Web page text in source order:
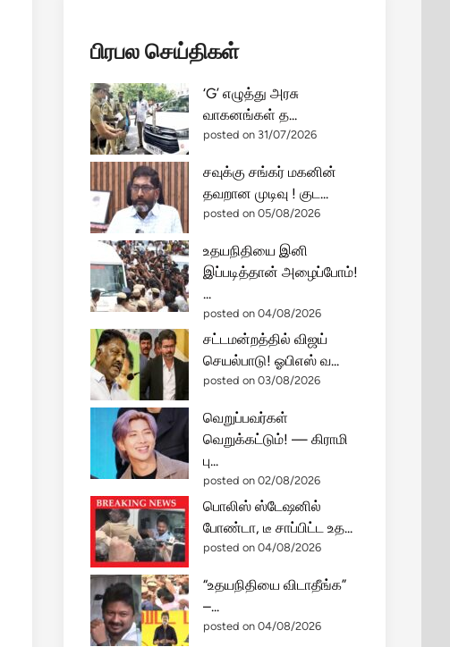
பிரபல செய்திகள்
‘G’ எழுத்து அரசு
வாகனங்கள் த...
posted on 31/07/2026
சவுக்கு சங்கர் மகனின்
தவறான முடிவு ! குட...
posted on 05/08/2026
உதயநிதியை இனி
இப்படித்தான் அழைப்போம்!
...
posted on 04/08/2026
சட்டமன்றத்தில் விஜய்
செயல்பாடு! ஓபிஎஸ் வ...
posted on 03/08/2026
வெறுப்பவர்கள்
வெறுக்கட்டும்! — கிராமி
பு...
posted on 02/08/2026
பொலிஸ் ஸ்டேஷனில்
போண்டா, டீ சாப்பிட்ட உத...
posted on 04/08/2026
“உதயநிதியை விடாதீங்க”
–...
posted on 04/08/2026